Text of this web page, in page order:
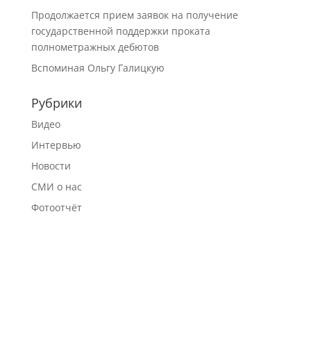
Продолжается прием заявок на получение
государственной поддержки проката
полнометражных дебютов
Вспоминая Ольгу Галицкую
Рубрики
Видео
Интервью
Новости
СМИ о нас
Фотоотчёт